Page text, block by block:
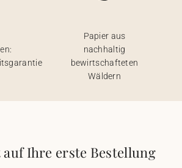
Papier aus
nachhaltig
bewirtschafteten
Wäldern
auf Ihre erste Bestellung